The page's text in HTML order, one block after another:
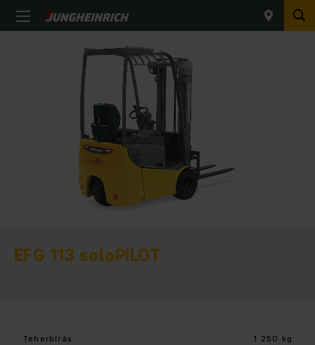
EFG 113 soloPILOT
Teherbírás 1 250 kg